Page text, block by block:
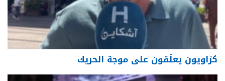
كزاويون يعلّقون على موجة الحريك